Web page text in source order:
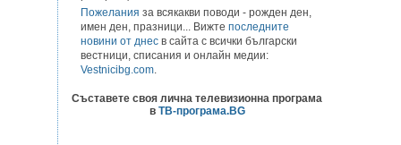
Пожелания за всякакви поводи - рожден ден,
имен ден, празници... Вижте последните
новини от днес в сайта с всички български
вестници, списания и онлайн медии:
Vestnicibg.com.
Съставете своя лична телевизионна програма
в ТВ-програма.BG